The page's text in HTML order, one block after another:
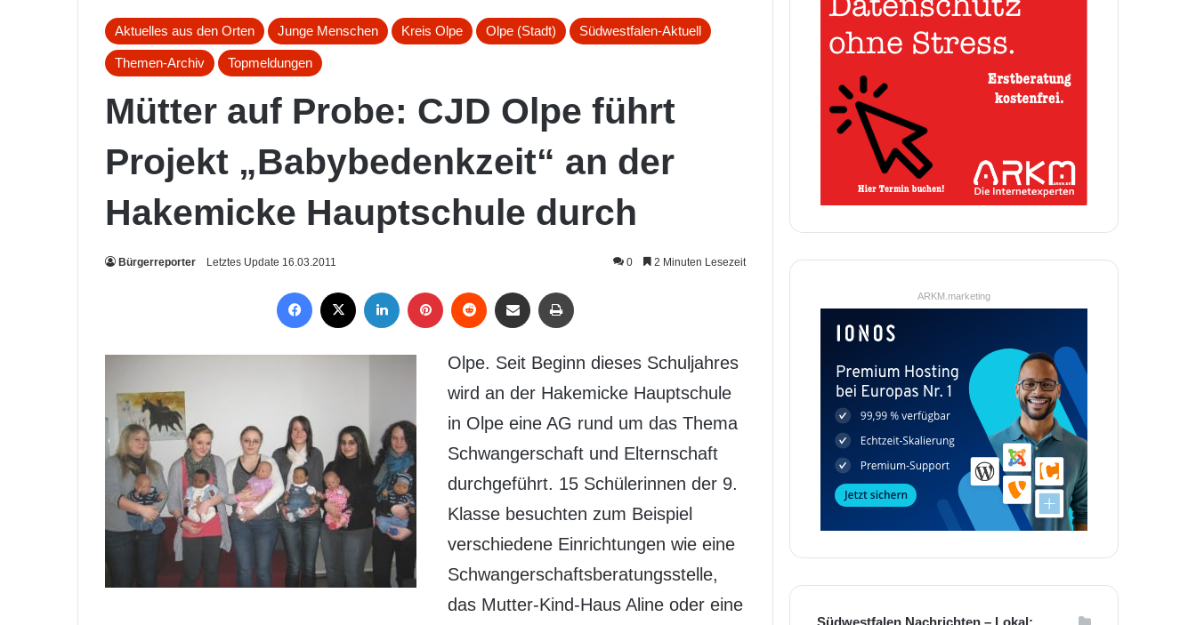
Aktuelles aus den Orten Junge Menschen Kreis Olpe Olpe (Stadt) Südwestfalen-Aktuell
Themen-Archiv Topmeldungen
Mütter auf Probe: CJD Olpe führt
Projekt „Babybedenkzeit“ an der
Hakemicke Hauptschule durch
Bürgerreporter Letztes Update 16.03.2011 0 2 Minuten Lesezeit
Olpe. Seit Beginn dieses Schuljahres
wird an der Hakemicke Hauptschule
in Olpe eine AG rund um das Thema
Schwangerschaft und Elternschaft
durchgeführt. 15 Schülerinnen der 9.
Klasse besuchten zum Beispiel
verschiedene Einrichtungen wie eine
Schwangerschaftsberatungsstelle,
das Mutter-Kind-Haus Aline oder eine
ARKM.marketing
Südwestfalen Nachrichten – Lokal: